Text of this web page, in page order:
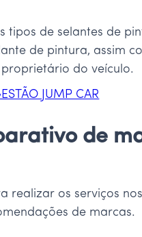
tipos de selantes de
de pintura, assim
do veículo.
JUMP CAR
de
realizar os serviços
de marcas.